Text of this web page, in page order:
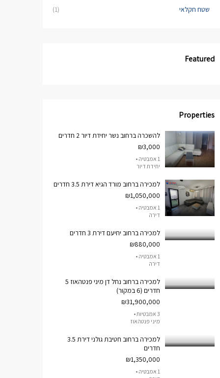
שטח חקלאי
(1)
Featured
Properties
להשכרה ברחוב נשר יחידת דיור 2 חדרים
₪3,000
1 אמבטיה •
יחידת דיור
למכירה ברחוב מורד הגיא דירת 3.5 חדרים
₪1,050,000
1 אמבטיה •
דירה
למכירה ברחוב יחיעם דירת 3 חדרים
₪880,000
1 אמבטיה •
דירה
למכירה ברחוב נחל דן מיני פנטהאוז 5
חדרים (6 במקור)
₪31,900,000
3 אמבטיות •
מיני פנטהאוז
למכירה ברחוב חטיבת גולני דירת 3.5
חדרים
₪1,350,000
1 אמבטיה •